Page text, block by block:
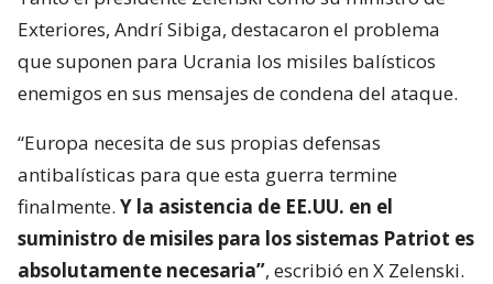
Exteriores, Andrí Sibiga, destacaron el problema
que suponen para Ucrania los misiles balísticos
enemigos en sus mensajes de condena del ataque.
“Europa necesita de sus propias defensas
antibalísticas para que esta guerra termine
finalmente. Y la asistencia de EE.UU. en el
suministro de misiles para los sistemas Patriot es
absolutamente necesaria”, escribió en X Zelenski.